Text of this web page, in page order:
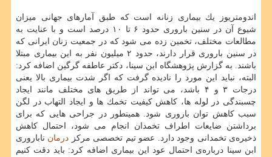
اندومتریوز یك بیماری زنانه است كه طبق آمارهای جهانی میزان
شیوع آن در سنین باروری حدود ۶ تا ۱۰ درصد است و با عنایت به
مطالعات مختلف، تخمین زده می شود كه در جمعیت زنان ایرانی كه
در سنین باروری قرار دارند، حدود ۲ میلیون نفر به این بیماری مبتلا
باشند. به گزارش پژوهشگاه ابن سینا، دكتر عاطفه گرگین اضافه كرد:
البته، نباید این مورد را نادیده گرفت كه اگر شدت بیماری بالا یعنی
درجات ۳ و ۴ باشد، می تواند از طریق های مختلف مانند ایجاد
چسبندگی در لوله ها، كاهش كیفیت تخمك ها و ایجاد التهاب در لگن
سبب كاهش توان باروری شود. همینطور در جراحی هایی كه برای
برداشتن ضایعات اطراف تخمدان انجام می شود، احتمال كاهش
ذخیره‌ی تخمدانی وجود دارد. عضو تیم تخصصی مركز درمان ناباروری
ابن سینا درباره‌ی احتمال عود این بیماری اضافه كرد: باید دقت كنیم